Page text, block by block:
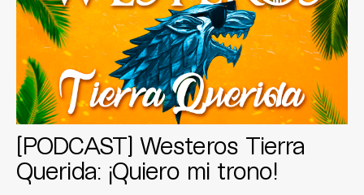
[PODCAST] Westeros Tierra
Querida: ¡Quiero mi trono!